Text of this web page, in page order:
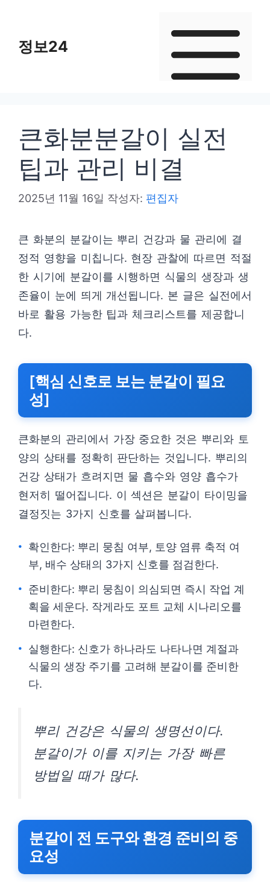
정보24
큰화분분갈이 실전
팁과 관리 비결
2025년 11월 16일 작성자: 편집자
큰 화분의 분갈이는 뿌리 건강과 물 관리에 결
정적 영향을 미칩니다. 현장 관찰에 따르면 적절
한 시기에 분갈이를 시행하면 식물의 생장과 생
존율이 눈에 띄게 개선됩니다. 본 글은 실전에서
바로 활용 가능한 팁과 체크리스트를 제공합니
다.
[핵심 신호로 보는 분갈이 필요
성]
큰화분의 관리에서 가장 중요한 것은 뿌리와 토
양의 상태를 정확히 판단하는 것입니다. 뿌리의
건강 상태가 흐려지면 물 흡수와 영양 흡수가
현저히 떨어집니다. 이 섹션은 분갈이 타이밍을
결정짓는 3가지 신호를 살펴봅니다.
확인한다: 뿌리 뭉침 여부, 토양 염류 축적 여
부, 배수 상태의 3가지 신호를 점검한다.
준비한다: 뿌리 뭉침이 의심되면 즉시 작업 계
획을 세운다. 작게라도 포트 교체 시나리오를
마련한다.
실행한다: 신호가 하나라도 나타나면 계절과
식물의 생장 주기를 고려해 분갈이를 준비한
다.
뿌리 건강은 식물의 생명선이다.
분갈이가 이를 지키는 가장 빠른
방법일 때가 많다.
분갈이 전 도구와 환경 준비의 중
요성